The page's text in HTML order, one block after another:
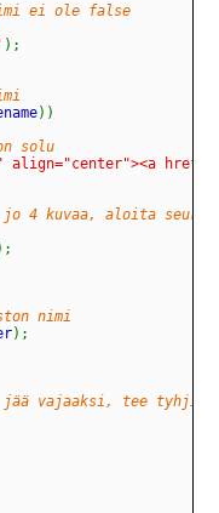
ei ole false
) ;
) )
solu
align="center"><a
4 kuvaa, aloita
;
nimi
) ;
vajaaksi, tee tyhjiä